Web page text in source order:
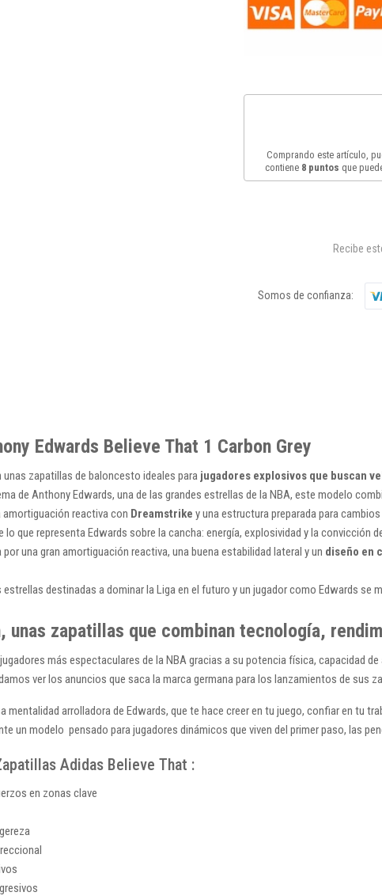
Comprando este artículo,
contiene 8puntos que
Recibe
Somos de confianza:
Edwards Believe That 1 Carbon Grey
unas zapatillas de baloncesto ideales para jugadores explosivos que buscan
de Anthony Edwards, una de las grandes estrellas de la NBA, este modelo
amortiguación reactiva con Dreamstrike y una estructura preparada para
que representa Edwards sobre la cancha: energía, explosividad y la convicción
una gran amortiguación reactiva, una buena estabilidad lateral y un diseño en
destinadas a dominar la Liga en el futuro y un jugador como Edwards se
unas zapatillas que combinan tecnología,
más espectaculares de la NBA gracias a su potencia física, capacidad
ver los anuncios que saca la marca germana para los lanzamientos de sus
mentalidad arrolladora de Edwards, que te hace creer en tu juego, confiar en tu
un modelo pensado para jugadores dinámicos que viven del primer paso, las
Adidas Believe That :
en zonas clave